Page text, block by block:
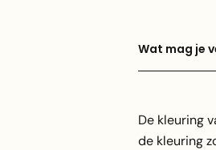
Wat mag je
De kleuring
de kleuring